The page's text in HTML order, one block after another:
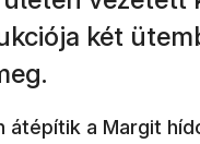
két
átépítik a Margit